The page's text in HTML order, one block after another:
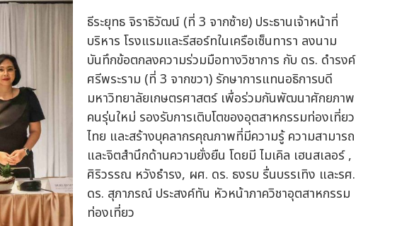
ธีระยุทธ จิราธิวัฒน์ (ที่ 3 จากซ้าย) ประธานเจ้าหน้าที่
บริหาร โรงแรมและรีสอร์ทในเครือเซ็นทารา ลงนาม
บันทึกข้อตกลงความร่วมมือทางวิชาการ กับ ดร. ดำรงค์
ศรีพระราม (ที่ 3 จากขวา) รักษาการแทนอธิการบดี
มหาวิทยาลัยเกษตรศาสตร์ เพื่อร่วมกันพัฒนาศักยภาพ
คนรุ่นใหม่ รองรับการเติบโตของอุตสาหกรรมท่องเที่ยว
ไทย และสร้างบุคลากรคุณภาพที่มีความรู้ ความสามารถ
และจิตสำนึกด้านความยั่งยืน โดยมี ไมเคิล เฮนสเลอร์ ,
ศิริวรรณ หวังธำรง, ผศ. ดร. ธงรบ รื่นบรรเทิง และรศ.
ดร. สุภาภรณ์ ประสงค์ทัน หัวหน้าภาควิชาอุตสาหกรรม
ท่องเที่ยว